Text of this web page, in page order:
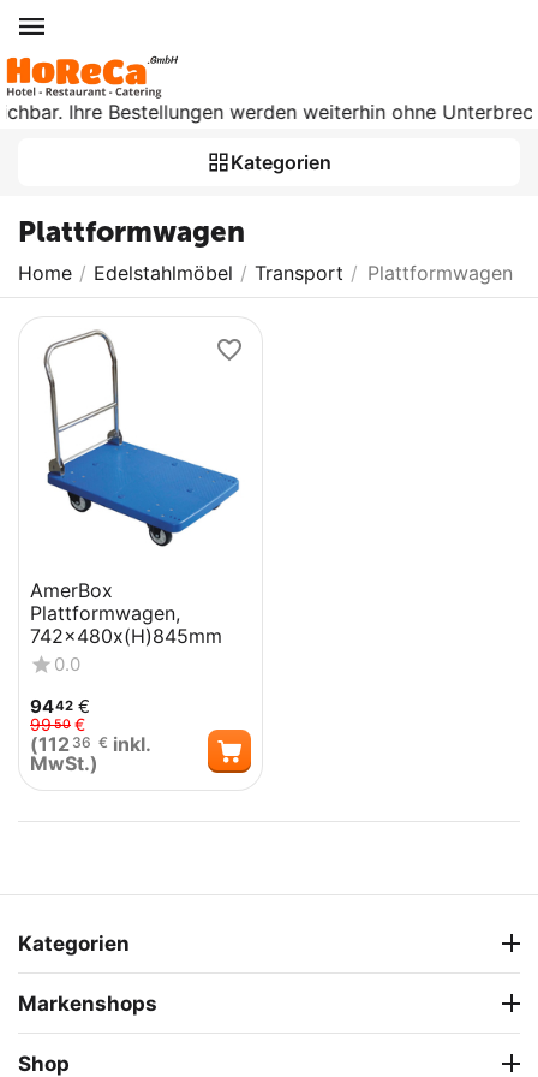
Ihre Bestellungen werden weiterhin ohne
Kategorien
Plattformwagen
Home / Edelstahlmöbel / Transport / Plattformwagen
AmerBox
Plattformwagen,
742x480x(H)845mm
0.0
9442 €
9950 €
(112 36 € inkl.
MwSt.)
Kategorien
Markenshops
Shop